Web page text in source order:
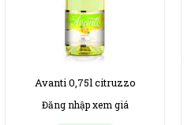
Avanti 0,75l citruzzo
Đăng nhập xem giá